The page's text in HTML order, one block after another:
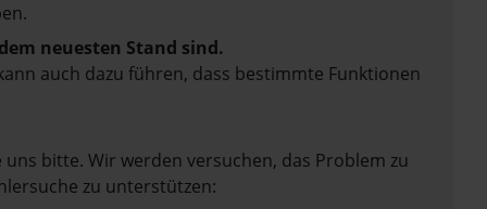
neuesten Stand sind.
auch dazu führen, dass bestimmte Funktionen
bitte. Wir werden versuchen, das Problem zu
zu unterstützen: